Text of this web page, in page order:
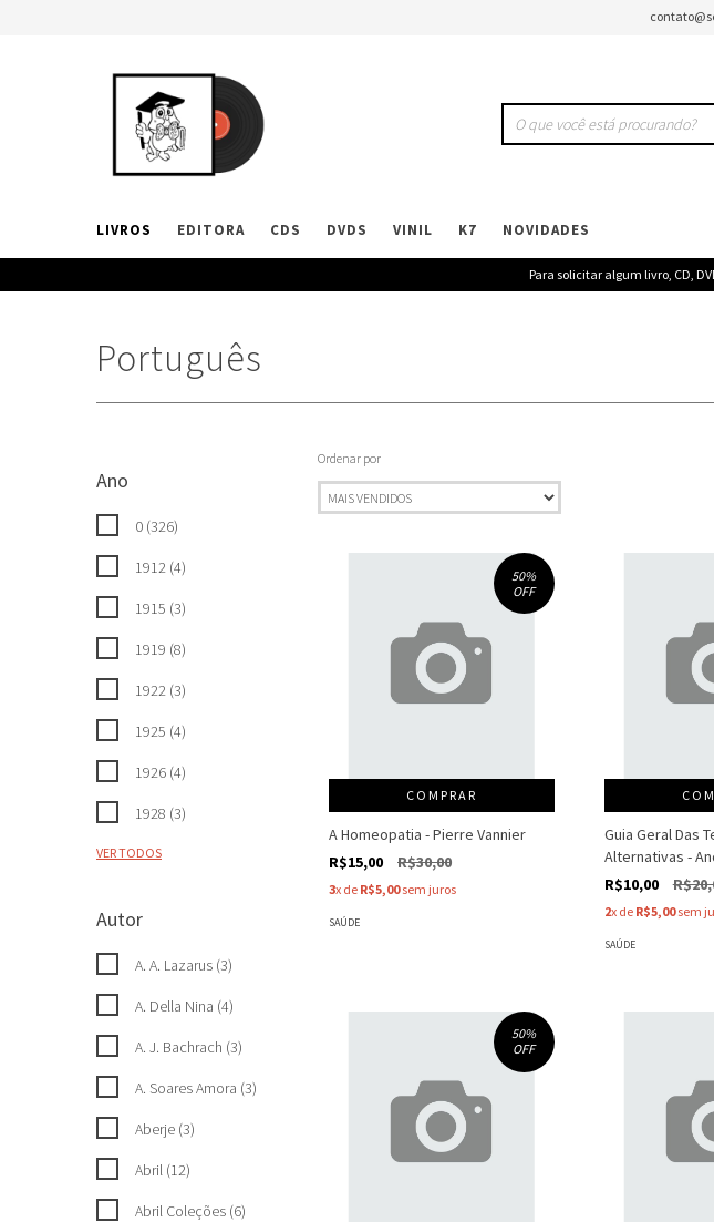
LIVROS EDITORA CDS DVDS VINIL K7 NOVIDADES
Para solicitar algum livro, CD,
Português
Ano
0 (326)
1912 (4)
1915 (3)
1919 (8)
1922 (3)
1925 (4)
1926 (4)
1928 (3)
VER TODOS
Autor
A. A. Lazarus (3)
A. Della Nina (4)
A. J. Bachrach (3)
A. Soares Amora (3)
Aberje (3)
Abril (12)
Abril Coleções (6)
Ordenar por
50%
OFF
COMPRAR
A Homeopatia - Pierre Vannier
R$15,00
R$30,00
3x de R$5,00sem juros
SAÚDE
Guia Geral Das
Alternativas -
R$10,00
2x de R$5,00sem
SAÚDE
50%
OFF